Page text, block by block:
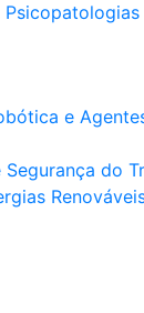
e
do